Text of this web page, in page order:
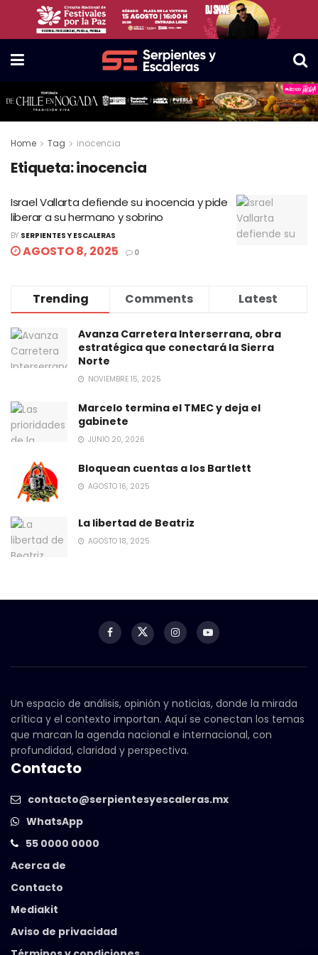
Home Tag inocencia
Etiqueta:inocencia
Israel Vallarta defiende su inocencia y pide
liberar a su hermano y sobrino
BY SERPIENTES Y ESCALERAS
AGOSTO 8, 2025 0
Trending Comments Latest
Avanza Carretera Interserrana, obra
estratégica que conectará la Sierra
Norte
NOVIEMBRE 15, 2025
Marcelo termina el TMEC y deja el
gabinete
JUNIO 20, 2026
Bloquean cuentas a los Bartlett
AGOSTO 16, 2025
La libertad de Beatriz
AGOSTO 18, 2025
Un espacio de análisis, opinión y noticias, donde la mirada
crítica y el contexto importan. Aquí se conectan los temas
que marcan la agenda nacional e internacional, con
profundidad, claridad y perspectiva.
Contacto
contacto@serpientesyescaleras.mx
WhatsApp
55 0000 0000
Acerca de
Contacto
Mediakit
Aviso de privacidad